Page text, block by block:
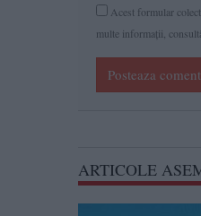
Acest formular
multe informaţii,
Posteaza
ARTICOLE